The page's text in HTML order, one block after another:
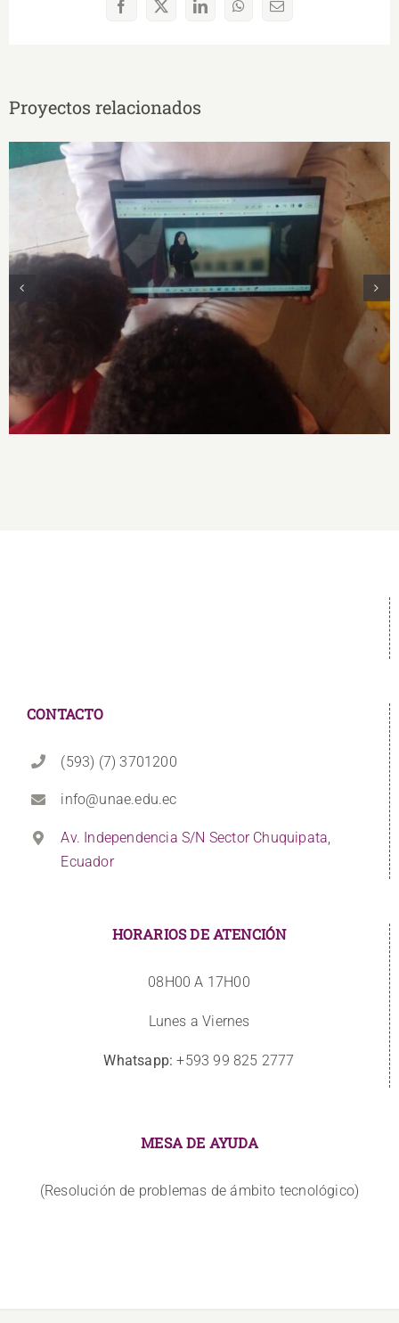
Facebook
X LinkedInWhatsAppCorreo
Proyectos relacionados
Taller “Relatos biográficos en animaciones
visuales sobre artistas ecuatorianas con un
enfoque interseccional”
CONTACTO
(593) (7) 3701200
info@unae.edu.ec
Av. Independencia S/N Sector Chuquipata,
Ecuador
HORARIOS DE ATENCIÓN
08H00 A 17H00
Lunes a Viernes
Whatsapp: +593 99 825 2777
MESA DE AYUDA
(Resolución de problemas de ámbito tecnológico)